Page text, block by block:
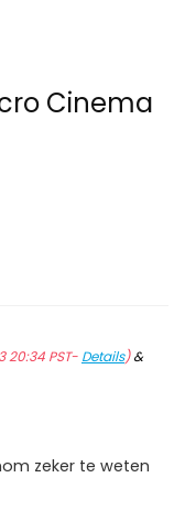
Cinema
PST- Details)&
zeker te weten